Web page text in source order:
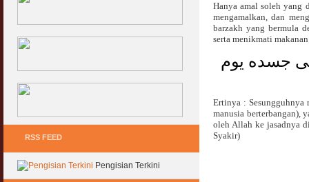
Hanya amal soleh yang
mengamalkan, dan
barzakh yang bermula
serta menikmati
جسده يوم
Ertinya : Sesungguhnya
manusia berterbangan),
oleh Allah ke jasadnya
Syakir)
RSS FEED
Pengisian Terkini